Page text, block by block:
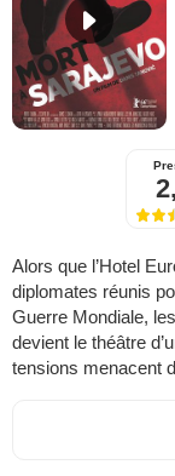
Alors que l’Hotel
diplomates réunis
Guerre Mondiale,
devient le théâtre
tensions menacent